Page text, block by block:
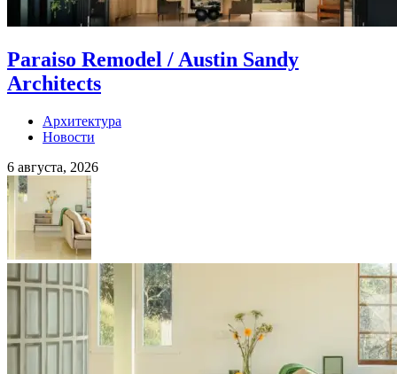
Paraiso Remodel / Austin Sandy
Architects
Архитектура
Новости
6 августа, 2026